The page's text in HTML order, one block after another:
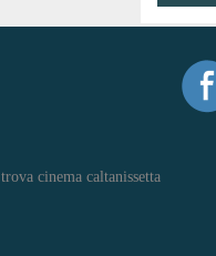
trova cinema caltanissetta